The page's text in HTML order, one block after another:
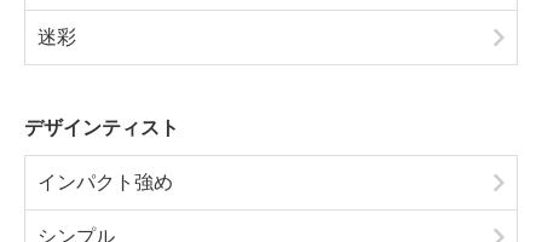
迷彩
デザインティスト
インパクト強め
シンプル